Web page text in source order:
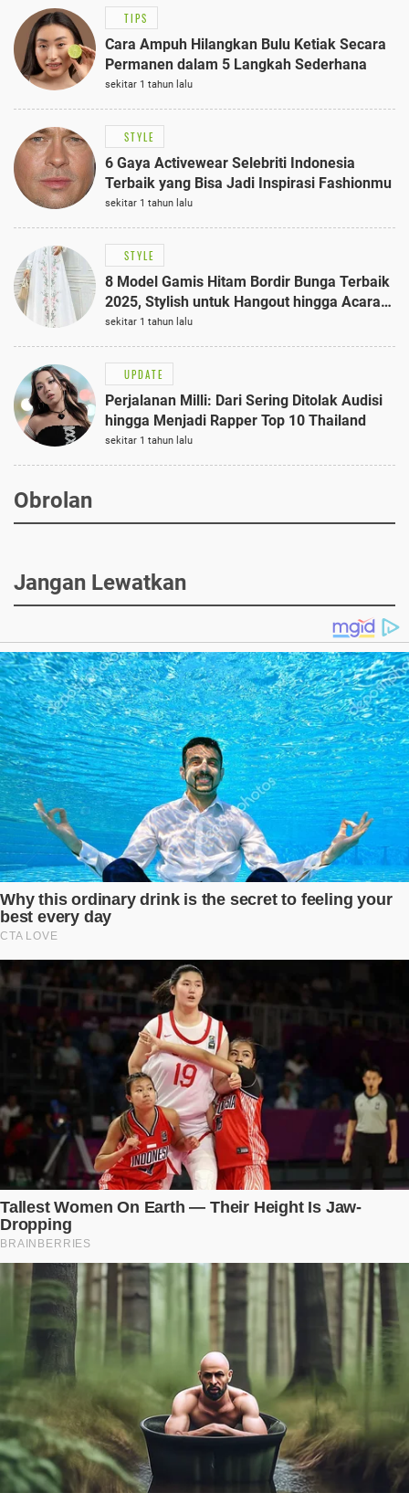
TIPS
Cara Ampuh Hilangkan Bulu Ketiak Secara
Permanen dalam 5 Langkah Sederhana
sekitar 1 tahun lalu
STYLE
6 Gaya Activewear Selebriti Indonesia
Terbaik yang Bisa Jadi Inspirasi Fashionmu
sekitar 1 tahun lalu
STYLE
8 Model Gamis Hitam Bordir Bunga Terbaik
2025, Stylish untuk Hangout hingga Acara
Semi-Formal
sekitar 1 tahun lalu
UPDATE
Perjalanan Milli: Dari Sering Ditolak Audisi
hingga Menjadi Rapper Top 10 Thailand
sekitar 1 tahun lalu
Obrolan
Jangan Lewatkan